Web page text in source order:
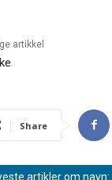
artikkel
Share
artikler om navn: